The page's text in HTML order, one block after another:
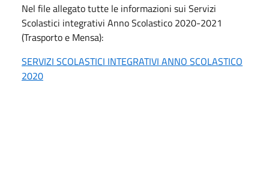
Nel file allegato tutte le informazioni sui Servizi
Scolastici integrativi Anno Scolastico 2020-2021
(Trasporto e Mensa):
SERVIZI SCOLASTICI INTEGRATIVI ANNO SCOLASTICO
2020